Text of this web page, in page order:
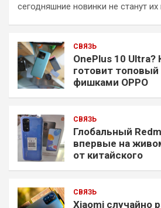
сегодняшние новинки не станут
СВЯЗЬ
OnePlus 10 Ultra?
готовит
фишками OPPO
СВЯЗЬ
Глобальный
впервые на
от китайского
СВЯЗЬ
Xiaomi случайно